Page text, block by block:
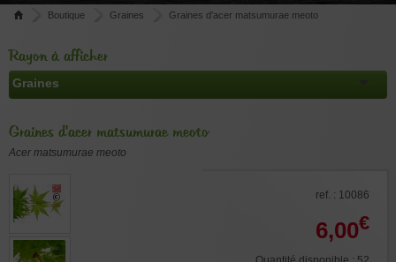
Boutique Graines Graines d'acer matsumurae meoto
Rayon à afficher
Graines d'acer matsumurae meoto
Acer matsumurae meoto
ref. : 10086
6,00€